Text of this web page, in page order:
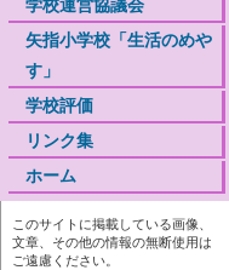
学校運営協議会
矢指小学校「生活のめや
す」
学校評価
リンク集
ホーム
このサイトに掲載している画像、
文章、その他の情報の無断使用は
ご遠慮ください。